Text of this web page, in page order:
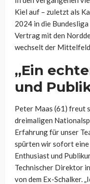
Kiel auf – zuletzt als
2024 in die Bundesliga
Vertrag mit den
wechselt der
„Ein
und
Peter Maas (61) freut
dreimaligen
Erfahrung für unser
spürten wir sofort eine
Enthusiast und
Technischer Direktor
von dem Ex-Schalker.